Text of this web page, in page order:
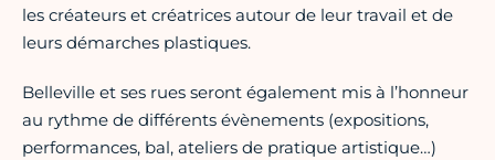
les créateurs et créatrices autour de leur travail et de
leurs démarches plastiques.
Belleville et ses rues seront également mis à l’honneur
au rythme de différents évènements (expositions,
performances, bal, ateliers de pratique artistique…)